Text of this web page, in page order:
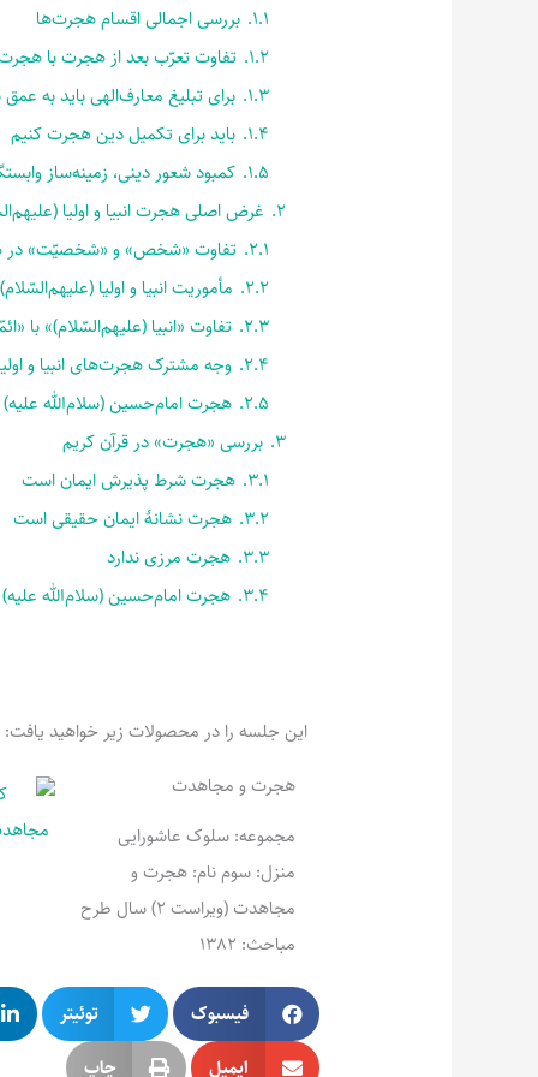
1.1. بررسی اجمالی اقسام هجرت‌ها
1.2. تفاوت تعرّب بعد از هجرت با
1.3. برای تبلیغ معارف‌الهی باید به
1.4. باید برای تکمیل دین هجرت کنیم
1.5. کمبود شعور دینی، زمینه‌ساز
2. غرض اصلی هجرت انبیا و اولیا
2.1. تفاوت «شخص» و «‌شخصیّت»
2.2. مأموریت انبیا و اولیا (علیهم‌السّلام)
2.3. تفاوت «انبیا (علیهم‌السّلام)»
2.4. وجه مشترک هجرت‌های انبیا و
2.5. هجرت امام‌حسین (سلام‌الله
3. بررسی «هجرت» در قرآن کریم
3.1. هجرت شرط پذیرش ایمان است
3.2. هجرت نشانۀ ایمان حقیقی است
3.3. هجرت مرزی ندارد
3.4. هجرت امام‌حسین (سلام‌الله
این جلسه را در محصولات زیر خواهید یافت:
هجرت و مجاهدت
مجموعه: سلوک عاشورایی
منزل: سوم نام: هجرت و
مجاهدت (ویراست 2) سال طرح
مباحث: 1382
فیسبوک توئیتر
ایمیل
چاپ